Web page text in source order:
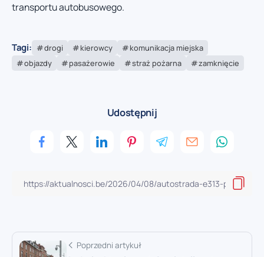
transportu autobusowego.
Tagi: drogi kierowcy
komunikacja miejska
objazdy
pasażerowie straż pożarna zamknięcie
Udostępnij
Poprzedni artykuł